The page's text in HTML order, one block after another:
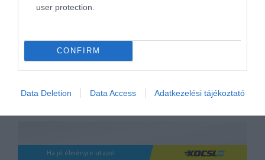
user protection.
CONFIRM
Data Deletion Data Access Adatkezelési tájékoztató
Elszabaduló lengőkar miatt
Ha jó élményre utazol